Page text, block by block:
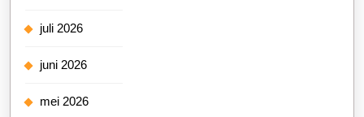
juli 2026
juni 2026
mei 2026